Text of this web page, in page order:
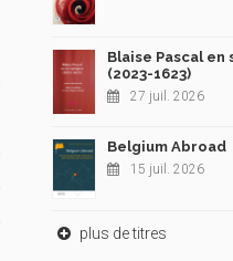
Blaise Pascal en
(2023-1623)
27 juil. 2026
Belgium Abroad
15 juil. 2026
plus de titres